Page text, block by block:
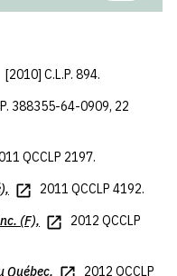
[2010] C.L.P. 894.
388355-64-0909, 22
QCCLP 2197.
2011 QCCLP 4192.
(F),
2012 QCCLP
Québec,
2012 QCCLP